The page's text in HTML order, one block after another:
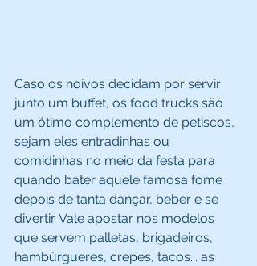
Caso os noivos decidam por servir
junto um buffet, os food trucks são
um ótimo complemento de petiscos,
sejam eles entradinhas ou
comidinhas no meio da festa para
quando bater aquele famosa fome
depois de tanta dançar, beber e se
divertir. Vale apostar nos modelos
que servem palletas, brigadeiros,
hambúrgueres, crepes, tacos... as